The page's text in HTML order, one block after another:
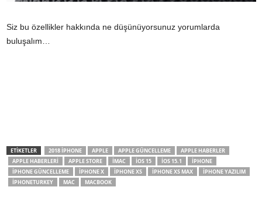
Siz bu özellikler hakkında ne düşünüyorsunuz yorumlarda
buluşalım…
ETİKETLER 2018 IPHONE APPLE APPLE GÜNCELLEME
APPLE HABERLER
APPLE HABERLERI
APPLE STORE IMAC IOS 15 IOS 15.1
IPHONE
IPHONE GÜNCELLEME
IPHONE X IPHONE XS IPHONE XS MAX
IPHONE YAZILIM
IPHONETURKEY
MAC MACBOOK